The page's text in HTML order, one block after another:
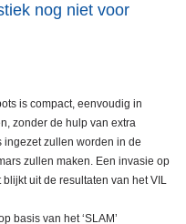
nog niet voor
is compact, eenvoudig in
zonder de hulp van extra
ingezet zullen worden in de
zullen maken. Een invasie op
uit de resultaten van het VIL
basis van het ‘SLAM’